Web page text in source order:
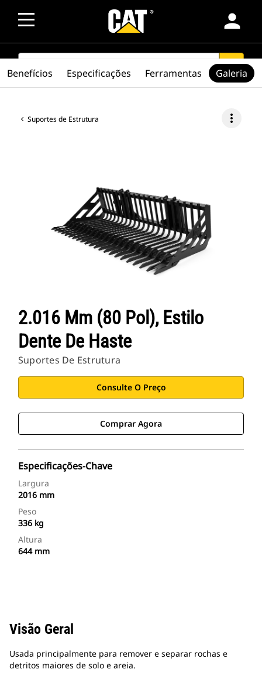
person
SEARCH search
Suportes de Estrutura more_vert
2.016 Mm (80 Pol), Estilo
Dente De Haste
Suportes De Estrutura
Consulte O Preço
Comprar Agora
Especificações-Chave
Largura
2016 mm
Peso
336 kg
Altura
644 mm
Benefícios Especificações Ferramentas Galeria
Visão Geral
Usada principalmente para remover e separar rochas e
detritos maiores de solo e areia.